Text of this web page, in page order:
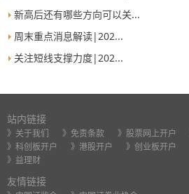
新高后还有哪些方向可以关...
周末重点消息解读|202...
关注短线支撑力度|202...
站内链接
》关于我们 》免责条款 》股票网上开户
》科创板开户
》港股开户
》创业板开户
》益理财
友情链接